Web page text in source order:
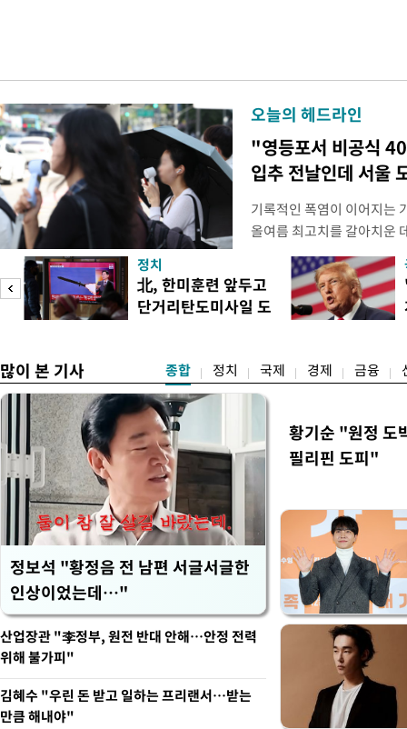
오늘의 헤드라인
"영등포서 비공식
입추 전날인데 서울
기록적인 폭염이 이어지는
올여름 최고치를 갈아치운
시15분 39.9도까지 치솟
청에 따르면 이날 오후 4시
관측(ASOS) 기준 37.9도
했다. 관측 이래 역대 5위에
정치
北, 한미훈련 앞두고
단거리탄도미사일 도
많이 본 기사 종합 정치 국제 경제 금융
정보석 "황정음 전 남편 서글서글한
인상이었는데…"
황기순 "원정 도
필리핀 도피"
산업장관 "李정부, 원전 반대 안해…안정 전력
위해 불가피"
김혜수 "우린 돈 받고 일하는 프리랜서…받는
만큼 해내야"